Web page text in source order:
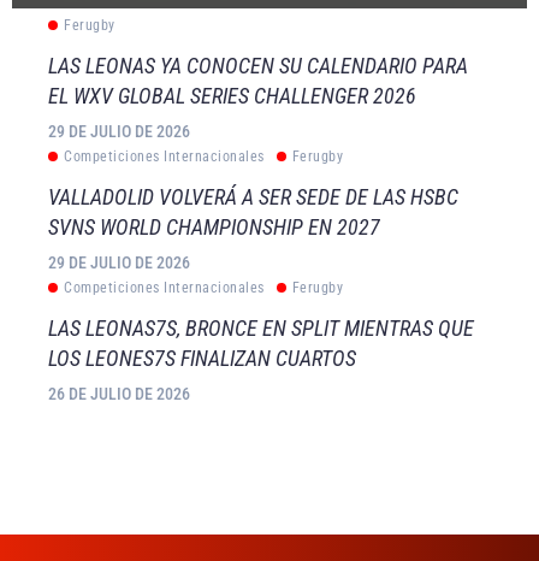
Ferugby
LAS LEONAS YA CONOCEN SU CALENDARIO PARA
EL WXV GLOBAL SERIES CHALLENGER 2026
29 DE JULIO DE 2026
Competiciones Internacionales Ferugby
VALLADOLID VOLVERÁ A SER SEDE DE LAS HSBC
SVNS WORLD CHAMPIONSHIP EN 2027
29 DE JULIO DE 2026
Competiciones Internacionales Ferugby
LAS LEONAS7S, BRONCE EN SPLIT MIENTRAS QUE
LOS LEONES7S FINALIZAN CUARTOS
26 DE JULIO DE 2026